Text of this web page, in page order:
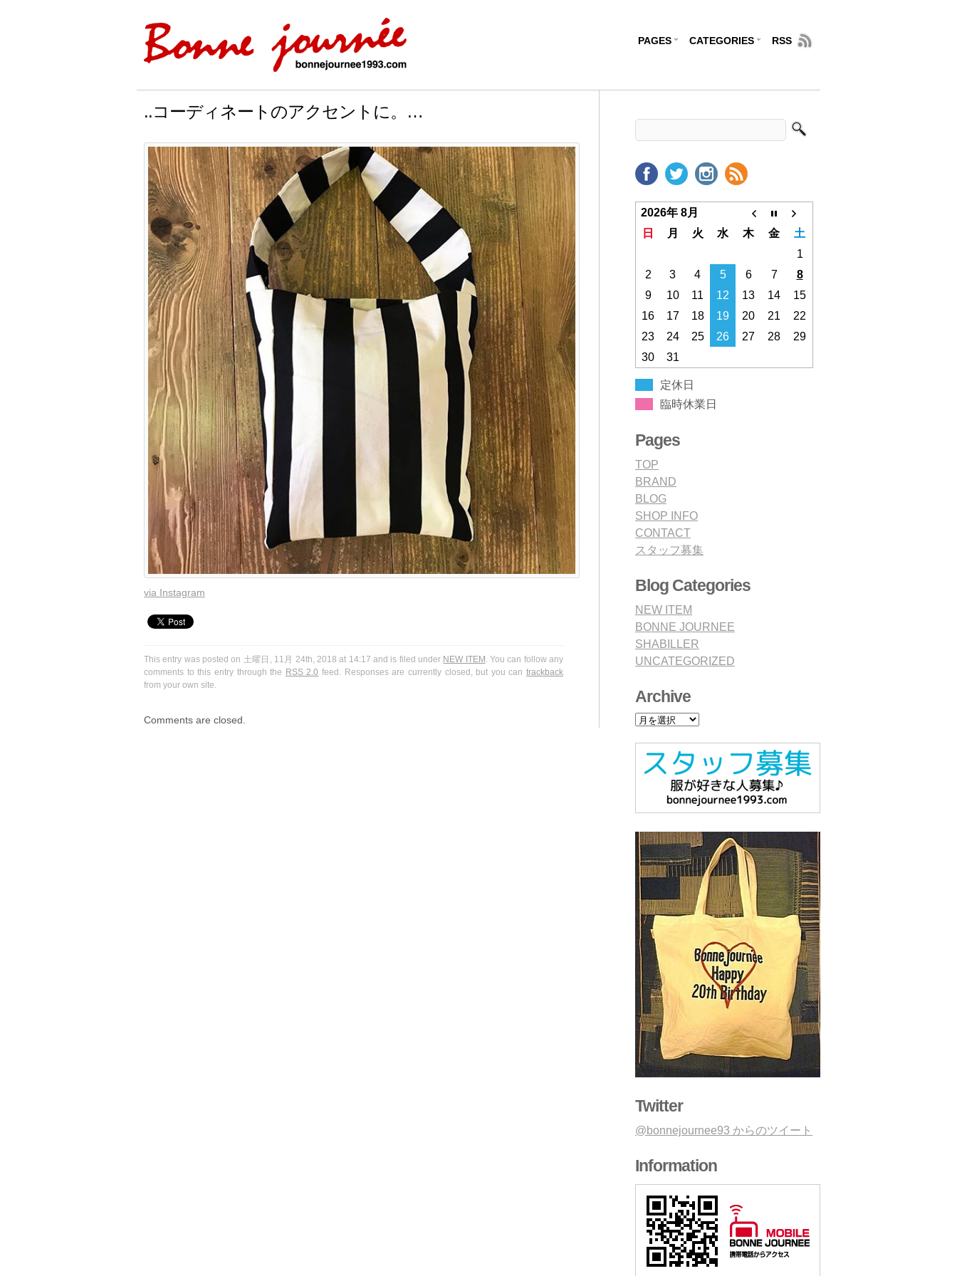
PAGES CATEGORIES RSS
..コーディネートのアクセントに。…
via Instagram
This entry was posted on 土曜日, 11月 24th, 2018 at 14:17 and is filed under NEW ITEM . You can follow any
comments to this entry through the RSS 2.0 feed. Responses are currently closed, but you can trackback
from your own site.
Comments are closed.
2026年 8月
日
月 火 水 木 金
土
1
2
3 4 5 6 7
8
9
10 11 12 13 14
15
16
17 18 19 20 21
22
23
24 25 26 27 28
29
30
31
定休日
臨時休業日
Pages
TOP
BRAND
BLOG
SHOP INFO
CONTACT
スタッフ募集
Blog Categories
NEW ITEM
BONNE JOURNEE
SHABILLER
UNCATEGORIZED
Archive
Archive
Twitter
@bonnejournee93 からのツイート
Information